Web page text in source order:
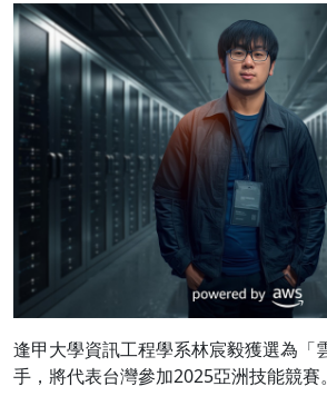
逢甲大學資訊工程學系林宸毅獲選為「
手，將代表台灣參加2025亞洲技能競賽。